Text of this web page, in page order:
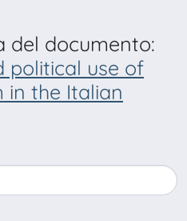
del documento:
political use of
in the Italian